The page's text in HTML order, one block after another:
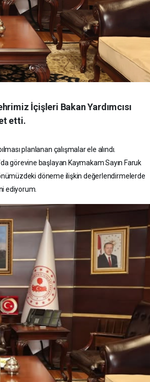
İçişleri Bakan Yardımcısı
etti.
planlanan çalışmalar ele alındı.
görevine başlayan Kaymakam Sayın Faruk
döneme ilişkin değerlendirmelerde
ediyorum.